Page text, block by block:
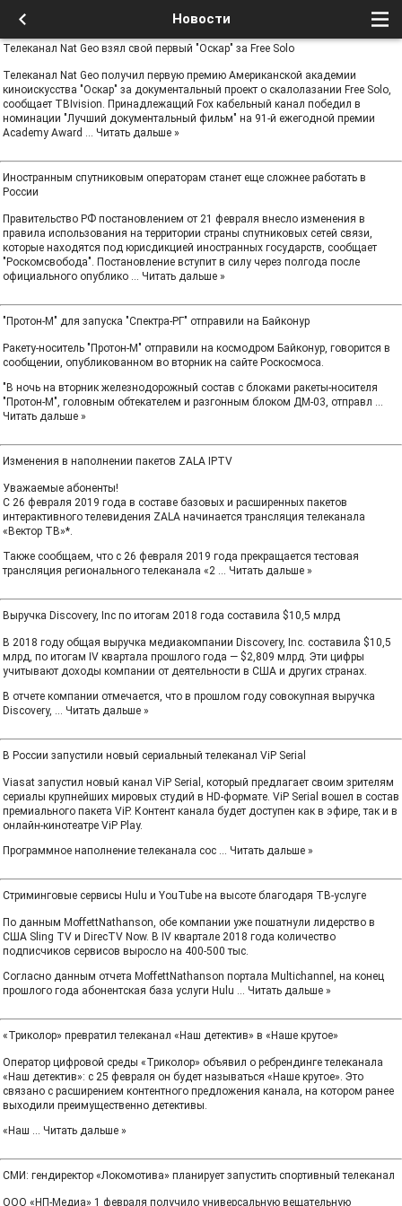
Новости
Телеканал Nat Geo взял свой первый "Оскар" за Free Solo
Телеканал Nat Geo получил первую премию Американской академии
киноискусства "Оскар" за документальный проект о скалолазании Free Solo,
сообщает TBIvision. Принадлежащий Fox кабельный канал победил в
номинации "Лучший документальный фильм" на 91-й ежегодной премии
Academy Award ... Читать дальше »
Иностранным спутниковым операторам станет еще сложнее работать в
России
Правительство РФ постановлением от 21 февраля внесло изменения в
правила использования на территории страны спутниковых сетей связи,
которые находятся под юрисдикцией иностранных государств, сообщает
"Роскомсвобода". Постановление вступит в силу через полгода после
официального опублико ... Читать дальше »
"Протон-М" для запуска "Спектра-РГ" отправили на Байконур
Ракету-носитель "Протон-М" отправили на космодром Байконур, говорится в
сообщении, опубликованном во вторник на сайте Роскосмоса.
"В ночь на вторник железнодорожный состав с блоками ракеты-носителя
"Протон-М", головным обтекателем и разгонным блоком ДМ-03, отправл ...
Читать дальше »
Изменения в наполнении пакетов ZALA IPTV
Уважаемые абоненты!
C 26 февраля 2019 года в составе базовых и расширенных пакетов
интерактивного телевидения ZALA начинается трансляция телеканала
«Вектор ТВ»*.
Также сообщаем, что с 26 февраля 2019 года прекращается тестовая
трансляция регионального телеканала «2 ... Читать дальше »
Выручка Discovery, Inc по итогам 2018 года составила $10,5 млрд
В 2018 году общая выручка медиакомпании Discovery, Inc. составила $10,5
млрд, по итогам IV квартала прошлого года — $2,809 млрд. Эти цифры
учитывают доходы компании от деятельности в США и других странах.
В отчете компании отмечается, что в прошлом году совокупная выручка
Discovery, ... Читать дальше »
В России запустили новый сериальный телеканал ViP Serial
Viasat запустил новый канал ViP Serial, который предлагает своим зрителям
сериалы крупнейших мировых студий в HD-формате. ViP Serial вошел в состав
премиального пакета ViP. Контент канала будет доступен как в эфире, так и в
онлайн-кинотеатре ViP Play.
Программное наполнение телеканала сос ... Читать дальше »
Стриминговые сервисы Hulu и YouTube на высоте благодаря ТВ-услуге
По данным MoffettNathanson, обе компании уже пошатнули лидерство в
США Sling TV и DirecTV Now. В IV квартале 2018 года количество
подписчиков сервисов выросло на 400-500 тыс.
Согласно данным отчета MoffettNathanson портала Multichannel, на конец
прошлого года абонентская база услуги Hulu ... Читать дальше »
«Триколор» превратил телеканал «Наш детектив» в «Наше крутое»
Оператор цифровой среды «Триколор» объявил о ребрендинге телеканала
«Наш детектив»: с 25 февраля он будет называться «Наше крутое». Это
связано с расширением контентного предложения канала, на котором ранее
выходили преимущественно детективы.
«Наш ... Читать дальше »
СМИ: гендиректор «Локомотива» планирует запустить спортивный телеканал
ООО «НП-Медиа» 1 февраля получило универсальную вещательную